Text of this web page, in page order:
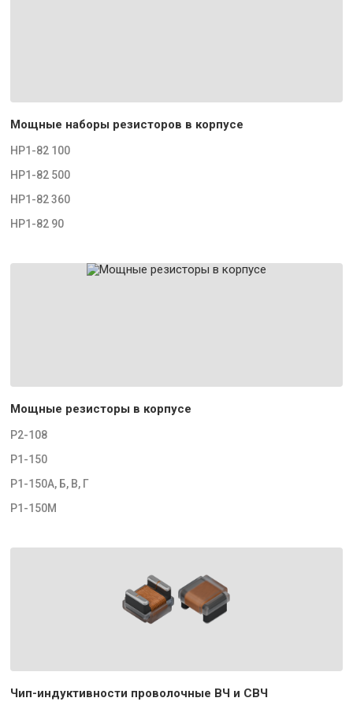
Мощные наборы резисторов в корпусе
НР1-82 100
НР1-82 500
НР1-82 360
НР1-82 90
Мощные резисторы в корпусе
Р2-108
Р1-150
Р1-150А, Б, В, Г
Р1-150М
Чип-индуктивности проволочные ВЧ и СВЧ